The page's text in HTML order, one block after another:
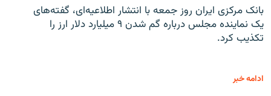
بانک مرکزی ایران روز جمعه با انتشار اطلاعیه‌ای، گفته‌های
یک نماینده مجلس درباره گم شدن ۹ میلیارد دلار ارز را
تکذیب کرد.
ادامه خبر